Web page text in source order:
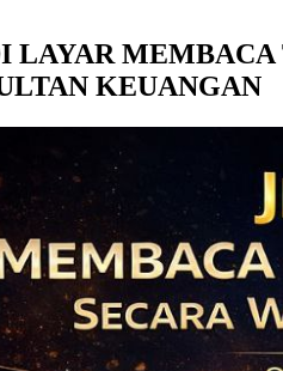
LAYAR
KEUANGAN